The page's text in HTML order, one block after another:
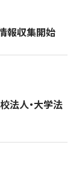
報収集開始
法人・大学法